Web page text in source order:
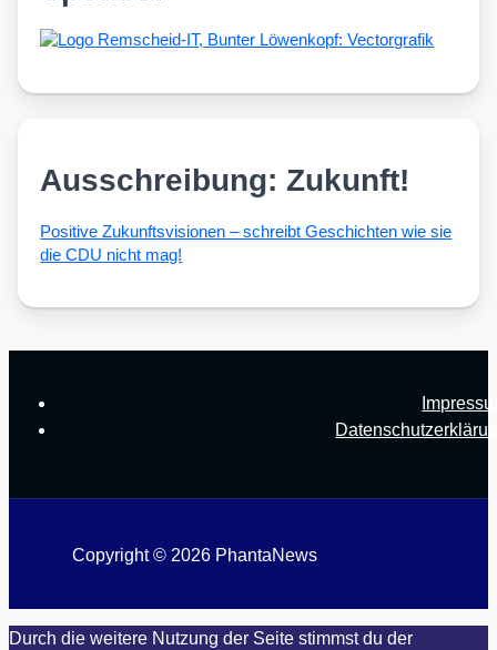
Ausschreibung: Zukunft!
Posi­ti­ve Zukunfts­vi­sio­nen – schreibt Geschich­ten wie sie
die CDU nicht mag!
Copyright © 2026 PhantaNews
Durch die weitere Nutzung der Seite stimmst du der